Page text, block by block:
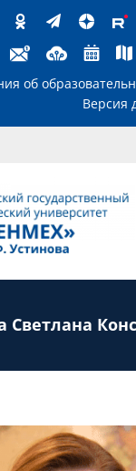
об
Светлана